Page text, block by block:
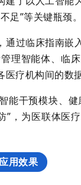
足”等关键瓶颈。
过临床指南嵌
理智能体、临
疗机构间的数
干预模块、
”，为医联体医
用效果